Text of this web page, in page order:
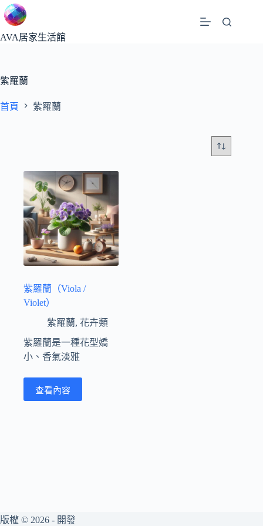
跳
至
主
容
AVA居家生活館
紫羅蘭
首頁 紫羅蘭
紫羅蘭（Viola /
Violet）
紫羅蘭, 花卉類
紫羅蘭是一種花型嬌
小、香氣淡雅
查看內容
版權 © 2026 - 開發